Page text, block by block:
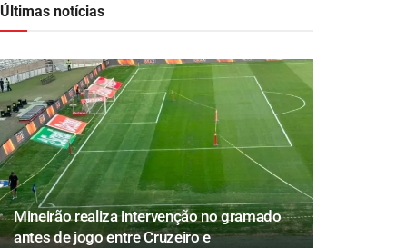
Últimas notícias
Mineirão realiza intervenção no gramado
antes de jogo entre Cruzeiro e